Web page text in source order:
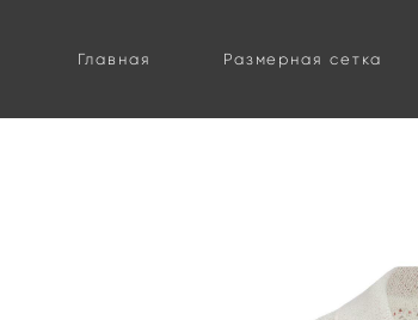
Главная Размерная сетка